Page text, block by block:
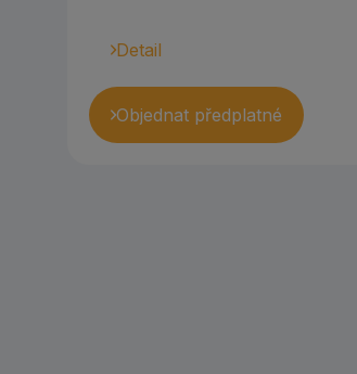
Detail
Objednat předplatné